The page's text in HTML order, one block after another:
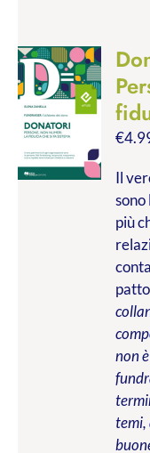
€
Il
sono
più
non
temi,